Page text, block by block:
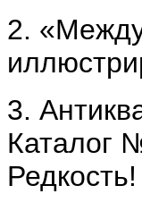
2.
3.
Каталог